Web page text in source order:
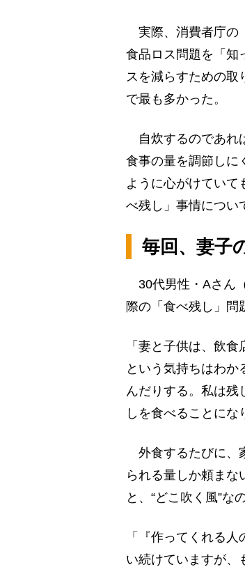
実際、消費者庁の
食品ロス問題を「知
スを減らすための取
で最も多かった。
自炊するのであれ
食事の量を調節しに
ように心がけていて
べ残し」事情につい
毎回、妻子
30代男性・Aさん
際の「食べ残し」問
「妻と子供は、飲
という気持ちはわ
んだりする。私は残
しを食べることにな
外食するたびに、
られる量しか頼まな
と、“どこ吹く風”な
「『作ってくれる
い続けていますが、